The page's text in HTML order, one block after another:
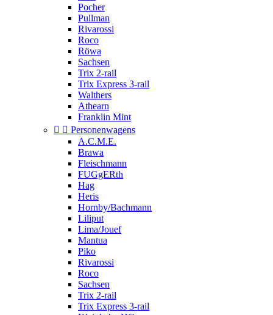
Pocher
Pullman
Rivarossi
Roco
Röwa
Sachsen
Trix 2-rail
Trix Express 3-rail
Walthers
Athearn
Franklin Mint
  Personenwagens
A.C.M.E.
Brawa
Fleischmann
FUGgERth
Hag
Heris
Hornby/Bachmann
Liliput
Lima/Jouef
Mantua
Piko
Rivarossi
Roco
Sachsen
Trix 2-rail
Trix Express 3-rail